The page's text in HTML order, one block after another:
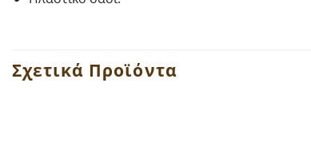
Σχετικά Προϊόντα